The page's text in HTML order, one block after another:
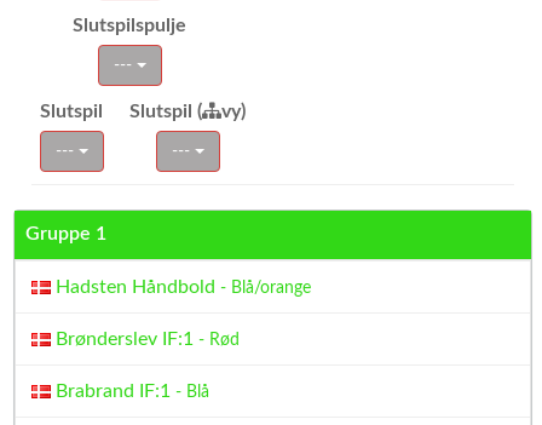
Slutspilspulje
---
Slutspil Slutspil ( vy)
--- ---
Gruppe 1
Hadsten Håndbold - Blå/orange
Brønderslev IF:1 - Rød
Brabrand IF:1 - Blå